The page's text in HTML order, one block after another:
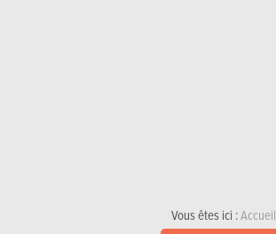
Vous êtes ici :Accueil